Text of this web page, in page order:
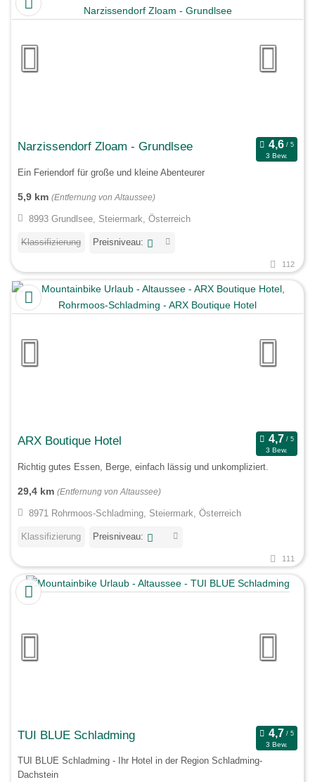
Narzissendorf Zloam - Grundlsee
3 Bew.
Ein Feriendorf für große und kleine Abenteurer
5,9 km (Entfernung von Altaussee)
8993 Grundlsee, Steiermark, Österreich
Klassifizierung Preisniveau:
112
ARX Boutique Hotel
3 Bew.
Richtig gutes Essen, Berge, einfach lässig und unkompliziert.
29,4 km (Entfernung von Altaussee)
8971 Rohrmoos-Schladming, Steiermark, Österreich
Klassifizierung Preisniveau:
111
TUI BLUE Schladming
3 Bew.
TUI BLUE Schladming - Ihr Hotel in der Region Schladming-
Dachstein